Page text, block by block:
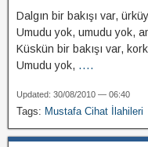
Dalgın bir bakışı var,
Umudu yok, umudu yok,
Küskün bir bakışı var,
Umudu yok, ....
Updated: 30/08/2010 — 06:40
Tags: Mustafa Cihat İlahileri